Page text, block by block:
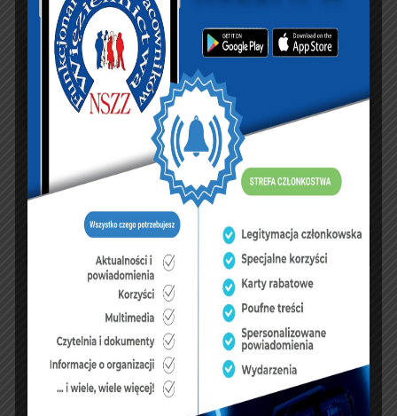
sierpień 2026
W Ś P S N
1
4 5 7 8
11 12 14 15